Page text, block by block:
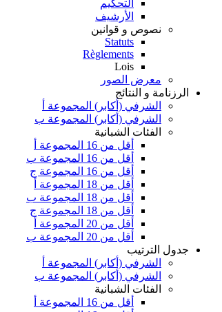
التحكيم
الأرشيف
نصوص و قوانين
Statuts
Règlements
Lois
معرض الصور
الرزنامة و النتائج
الشرفي (أكابر) المجموعة أ
الشرفي (أكابر) المجموعة ب
الفئات الشبانية
أقل من 16 المجموعة أ
أقل من 16 المجموعة ب
أقل من 16 المجموعة ج
أقل من 18 المجموعة أ
أقل من 18 المجموعة ب
أقل من 18 المجموعة ج
أقل من 20 المجموعة أ
أقل من 20 المجموعة ب
جدول الترتيب
الشرفي (أكابر) المجموعة أ
الشرفي (أكابر) المجموعة ب
الفئات الشبانية
أقل من 16 المجموعة أ